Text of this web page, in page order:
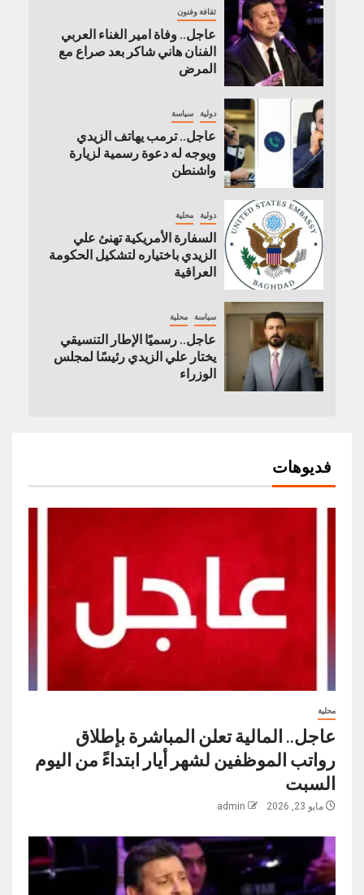
ثقافة وفنون
عاجل.. وفاة امير الغناء العربي
الفنان هاني شاكر بعد صراع مع
المرض
دولية سياسة
عاجل.. ترمب يهاتف الزيدي
ويوجه له دعوة رسمية لزيارة
واشنطن
دولية محلية
السفارة الأمريكية تهنئ علي
الزيدي باختياره لتشكيل الحكومة
العراقية
سياسة محلية
عاجل.. رسميًا الإطار التنسيقي
يختار علي الزيدي رئيسًا لمجلس
الوزراء
فديوهات
محلية
عاجل.. المالية تعلن المباشرة بإطلاق
رواتب ‏الموظفين لشهر أيار ابتداءً من اليوم
السبت
مايو 23, 2026 admin